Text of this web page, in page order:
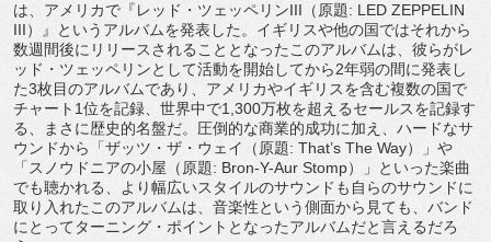
は、アメリカで『レッド・ツェッペリンIII （原題: LED ZEPPELIN
III）』というアルバムを発表した。 イギリスや他の国ではそれから
数週間後にリリースされることとなったこのアルバムは、彼らがレ
ッド・ ツェッペリンとして活動を開始してから2年弱の間に発表し
た3枚目のアルバムであり、 アメリカやイギリスを含む複数の国で
チャート 1位を記録、 世界中で1,300万枚を超えるセールスを記録す
る、
まさに歴史的名盤だ。圧倒的な商業的成功に加え、 ハードなサ
ウンドから「ザッツ・ザ・ウェイ（原題: That’s The Way）」や
「スノウドニアの小屋（原題: Bron-Y-Aur Stomp）」といった楽曲
でも聴かれる、
より幅広いスタイルのサウンドも自らのサウンドに
取り入れたこのアルバムは、音楽性という側面から見ても、 バンド
にとってターニング・ ポイントとなったアルバムだと言えるだろ